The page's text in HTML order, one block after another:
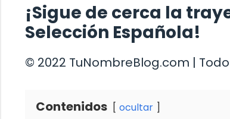
¡Sigue de cerca la
Selección Española!
© 2022 TuNombreBlog.com |
Contenidos ocultar